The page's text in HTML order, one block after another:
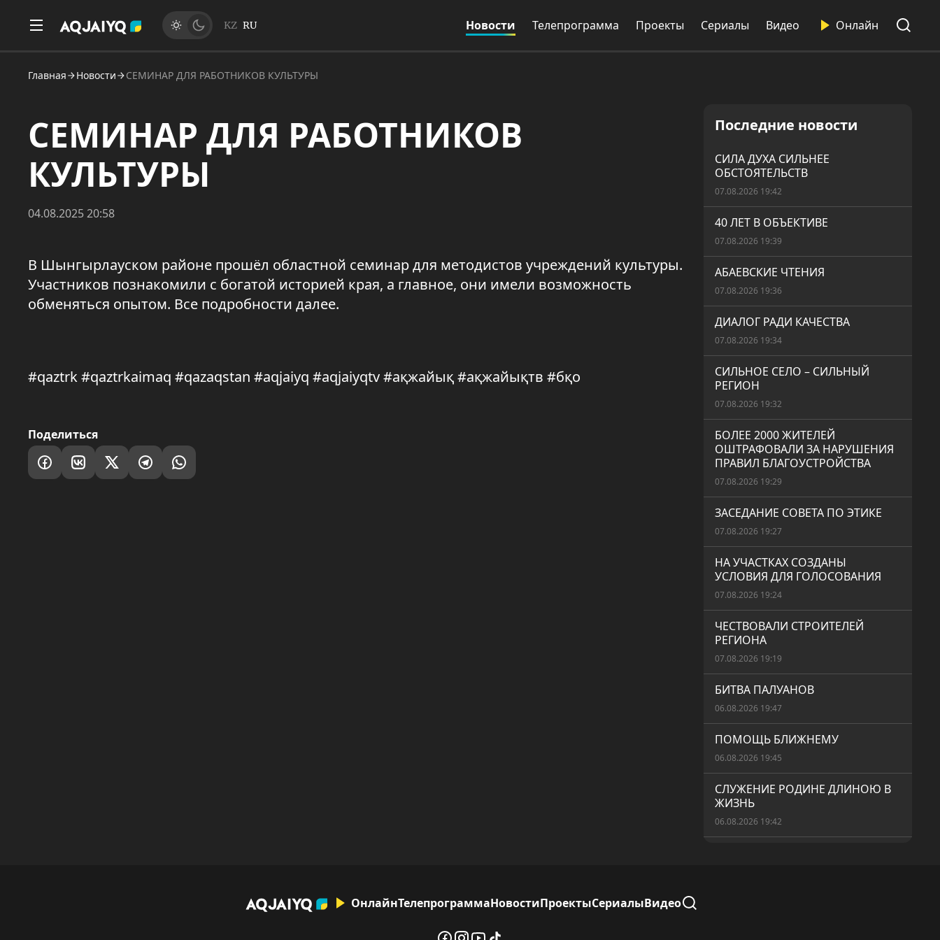
KZ RU Новости Телепрограмма Проекты Сериалы Видео Онлайн
Главная Новости СЕМИНАР ДЛЯ РАБОТНИКОВ КУЛЬТУРЫ
СЕМИНАР ДЛЯ РАБОТНИКОВ
КУЛЬТУРЫ
04.08.2025 20:58
В Шынгырлауском районе прошёл областной семинар для методистов учреждений культуры.
Участников познакомили с богатой историей края, а главное, они имели возможность
обменяться опытом. Все подробности далее.
#qaztrk #qaztrkaimaq #qazaqstan #aqjaiyq #aqjaiyqtv #ақжайық #ақжайықтв #бқо
Поделиться
Последние новости
СИЛА ДУХА СИЛЬНЕЕ
ОБСТОЯТЕЛЬСТВ
07.08.2026 19:42
40 ЛЕТ В ОБЪЕКТИВЕ
07.08.2026 19:39
АБАЕВСКИЕ ЧТЕНИЯ
07.08.2026 19:36
ДИАЛОГ РАДИ КАЧЕСТВА
07.08.2026 19:34
СИЛЬНОЕ СЕЛО – СИЛЬНЫЙ
РЕГИОН
07.08.2026 19:32
БОЛЕЕ 2000 ЖИТЕЛЕЙ
ОШТРАФОВАЛИ ЗА НАРУШЕНИЯ
ПРАВИЛ БЛАГОУСТРОЙСТВА
07.08.2026 19:29
ЗАСЕДАНИЕ СОВЕТА ПО ЭТИКЕ
07.08.2026 19:27
НА УЧАСТКАХ СОЗДАНЫ
УСЛОВИЯ ДЛЯ ГОЛОСОВАНИЯ
07.08.2026 19:24
ЧЕСТВОВАЛИ СТРОИТЕЛЕЙ
РЕГИОНА
07.08.2026 19:19
БИТВА ПАЛУАНОВ
06.08.2026 19:47
ПОМОЩЬ БЛИЖНЕМУ
06.08.2026 19:45
СЛУЖЕНИЕ РОДИНЕ ДЛИНОЮ В
ЖИЗНЬ
06.08.2026 19:42
ОнлайнТелепрограммаНовостиПроектыСериалыВидео